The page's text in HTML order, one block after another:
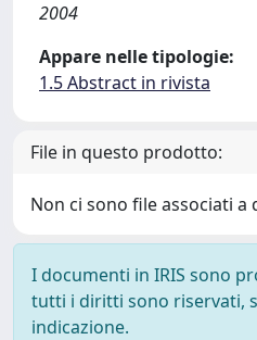
2004
Appare nelle tipologie:
1.5 Abstract in rivista
File in questo prodotto:
Non ci sono file associati
I documenti in IRIS sono
tutti i diritti sono riservati,
indicazione.